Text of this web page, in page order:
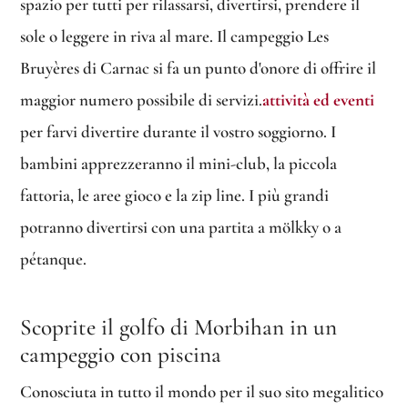
sole o leggere in riva al mare. Il campeggio Les
Bruyères di Carnac si fa un punto d'onore di offrire il
maggior numero possibile di servizi.attività ed eventi
per farvi divertire durante il vostro soggiorno. I
bambini apprezzeranno il mini-club, la piccola
fattoria, le aree gioco e la zip line. I più grandi
potranno divertirsi con una partita a mölkky o a
pétanque.
Scoprite il golfo di Morbihan in un
campeggio con piscina
Conosciuta in tutto il mondo per il suo sito megalitico